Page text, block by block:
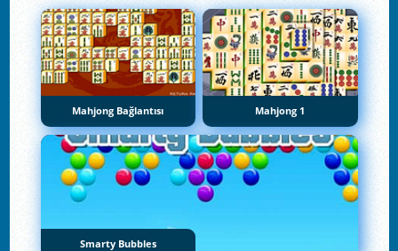
Mahjong Bağlantısı Mahjong 1
Smarty Bubbles